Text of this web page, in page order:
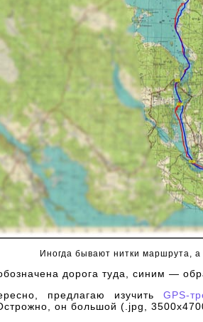
Иногда бывают нитки маршрута, а
дорога туда, синим —
предлагаю изучить GPS-
он большой (.jpg,